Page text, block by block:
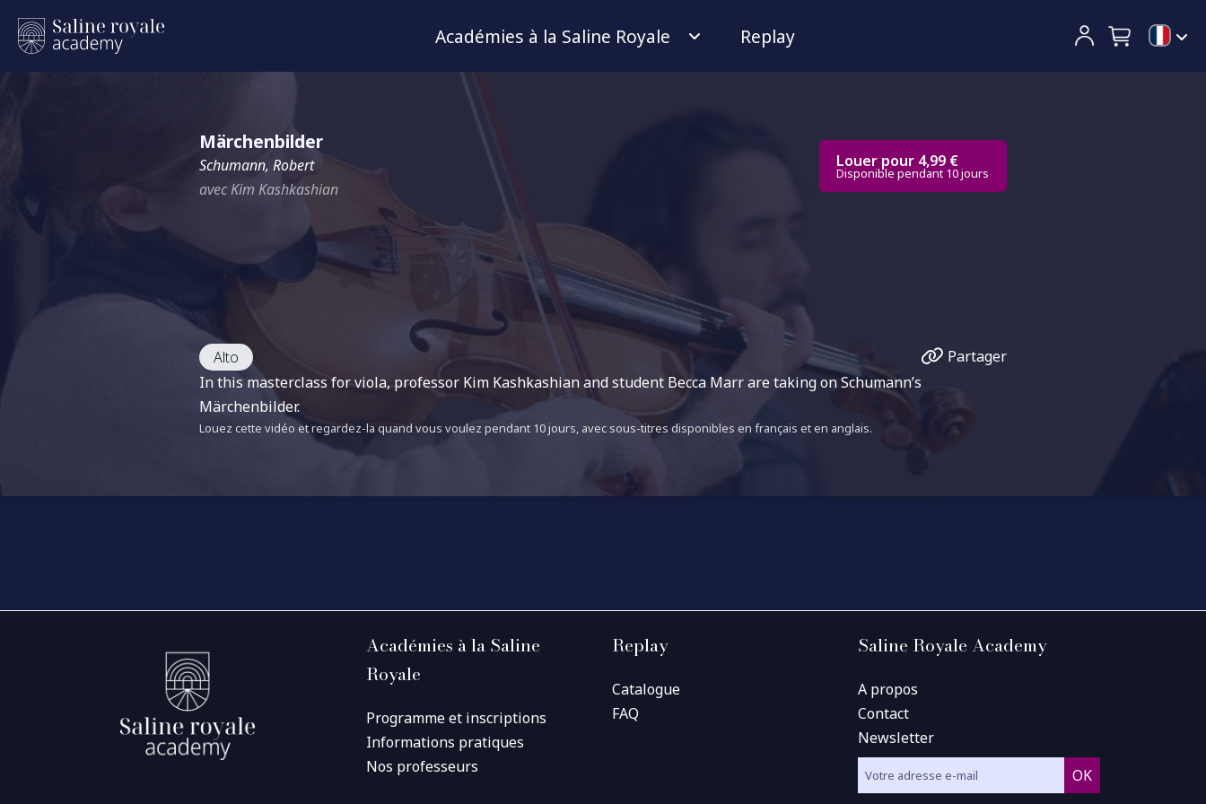
Académies à la Saline Royale Replay
Märchenbilder
Schumann, Robert
avec Kim Kashkashian
Louer pour 4,99 €
Disponible pendant 10 jours
Alto
Partager
In this masterclass for viola, professor Kim Kashkashian and student Becca Marr are taking on Schumann’s
Märchenbilder.
Louez cette vidéo et regardez-la quand vous voulez pendant 10 jours, avec sous-titres disponibles en français et en anglais.
Académies à la Saline
Royale
Programme et inscriptions
Informations pratiques
Nos professeurs
Replay
Catalogue
FAQ
Saline Royale Academy
A propos
Contact
Newsletter